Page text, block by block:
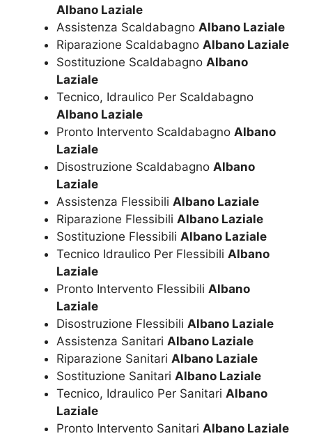
Albano Laziale
Assistenza Scaldabagno Albano Laziale
Riparazione Scaldabagno Albano Laziale
Sostituzione Scaldabagno Albano
Laziale
Tecnico, Idraulico Per Scaldabagno
Albano Laziale
Pronto Intervento Scaldabagno Albano
Laziale
Disostruzione Scaldabagno Albano
Laziale
Assistenza Flessibili Albano Laziale
Riparazione Flessibili Albano Laziale
Sostituzione Flessibili Albano Laziale
Tecnico Idraulico Per Flessibili Albano
Laziale
Pronto Intervento Flessibili Albano
Laziale
Disostruzione Flessibili Albano Laziale
Assistenza Sanitari Albano Laziale
Riparazione Sanitari Albano Laziale
Sostituzione Sanitari Albano Laziale
Tecnico, Idraulico Per Sanitari Albano
Laziale
Pronto Intervento Sanitari Albano Laziale